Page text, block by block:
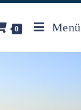
0 Menü